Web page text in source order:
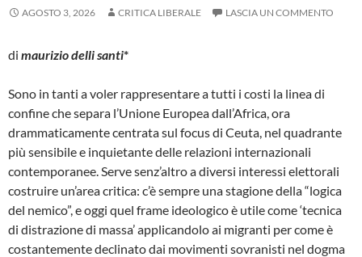
AGOSTO 3, 2026 CRITICA LIBERALE LASCIA UN COMMENTO
di maurizio delli santi*
Sono in tanti a voler rappresentare a tutti i costi la linea di
confine che separa l’Unione Europea dall’Africa, ora
drammaticamente centrata sul focus di Ceuta, nel quadrante
più sensibile e inquietante delle relazioni internazionali
contemporanee. Serve senz’altro a diversi interessi elettorali
costruire un’area critica: c’è sempre una stagione della “logica
del nemico”, e oggi quel frame ideologico è utile come ‘tecnica
di distrazione di massa’ applicandolo ai migranti per come è
costantemente declinato dai movimenti sovranisti nel dogma